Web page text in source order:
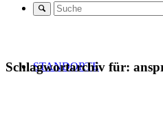
STANDORTE
Schlagwortarchiv für: